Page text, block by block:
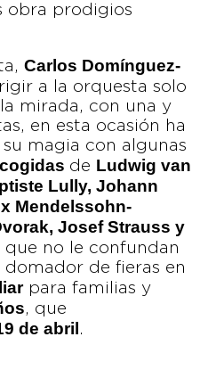
obra prodigios
Carlos Domínguez-
a la orquesta solo
mirada, con una y
en esta ocasión ha
magia con algunas
de Ludwig van
Lully, Johann
Mendelssohn-
Josef Strauss y
que no le confundan
de fieras en
para familias y
, que
de abril .